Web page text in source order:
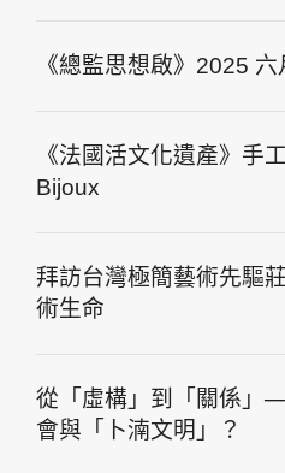
《總監思想啟》2025
《法國活文化遺產》手
Bijoux
拜訪台灣極簡藝術先驅
術生命
從「虛構」到「關係」
會與「卜湳文明」？